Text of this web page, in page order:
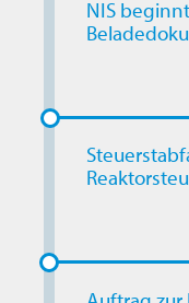
NIS